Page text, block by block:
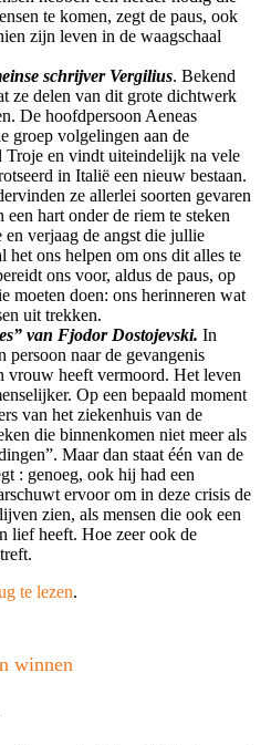
te komen, zegt de paus, ook
zijn leven in de waagschaal
schrijver Vergilius. Bekend
ze delen van dit grote dichtwerk
De hoofdpersoon Aeneas
groep volgelingen aan de
Troje en vindt uiteindelijk na vele
in Italië een nieuw bestaan.
ze allerlei soorten gevaren
hart onder de riem te steken
en verjaag de angst die jullie
het ons helpen om ons dit alles te
ons voor, aldus de paus, op
moeten doen: ons herinneren wat
uit trekken.
van Fjodor Dostojevski. In
persoon naar de gevangenis
vrouw heeft vermoord. Het leven
Op een bepaald moment
van het ziekenhuis van de
die binnenkomen niet meer als
Maar dan staat één van de
: genoeg, ook hij had een
ervoor om in deze crisis de
zien, als mensen die ook een
lief heeft. Hoe zeer ook de
te lezen.
winnen